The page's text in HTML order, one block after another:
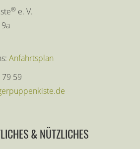
® e. V.
Anfahrtsplan
59
& NÜTZLICHES